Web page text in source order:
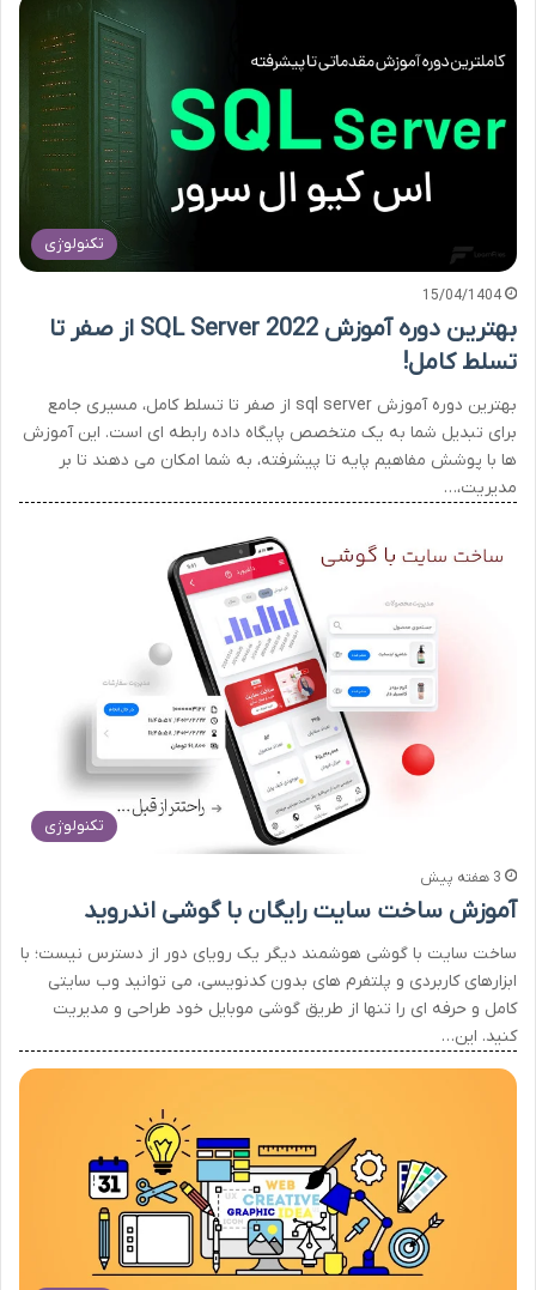
تکنولوژی
15/04/1404
بهترین دوره آموزش SQL Server 2022 از صفر تا
تسلط کامل!
بهترین دوره آموزش sql server از صفر تا تسلط کامل، مسیری جامع
برای تبدیل شما به یک متخصص پایگاه داده رابطه ای است. این آموزش
ها با پوشش مفاهیم پایه تا پیشرفته، به شما امکان می دهند تا بر
مدیریت،…
تکنولوژی
3 هفته پیش
آموزش ساخت سایت رایگان با گوشی اندروید
ساخت سایت با گوشی هوشمند دیگر یک رویای دور از دسترس نیست؛ با
ابزارهای کاربردی و پلتفرم های بدون کدنویسی، می توانید وب سایتی
کامل و حرفه ای را تنها از طریق گوشی موبایل خود طراحی و مدیریت
کنید. این…